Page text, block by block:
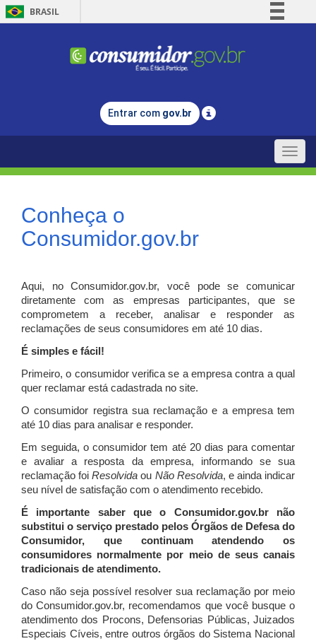
BRASIL
Comunica BR
Legislação
Entrar com gov.br
Toggle
Conheça o
Consumidor.gov.br
Aqui, no Consumidor.gov.br, você pode se comunicar
diretamente com as empresas participantes, que se
comprometem a receber, analisar e responder as
reclamações de seus consumidores em até 10 dias.
É simples e fácil!
Primeiro, o consumidor verifica se a empresa contra a qual
quer reclamar está cadastrada no site.
O consumidor registra sua reclamação e a empresa tem
até 10 dias para analisar e responder.
Em seguida, o consumidor tem até 20 dias para comentar
e avaliar a resposta da empresa, informando se sua
reclamação foiResolvida ou Não Resolvida, e ainda indicar
seu nível de satisfação com o atendimento recebido.
É importante saber que o Consumidor.gov.br não
substitui o serviço prestado pelos Órgãos de Defesa do
Consumidor, que continuam atendendo os
consumidores normalmente por meio de seus canais
tradicionais de atendimento.
Caso não seja possível resolver sua reclamação por meio
do Consumidor.gov.br, recomendamos que você busque o
atendimento dos Procons, Defensorias Públicas, Juizados
Especiais Cíveis, entre outros órgãos do Sistema Nacional